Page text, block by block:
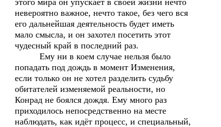
этого мира он упускает в своей жизни нечто
невероятно важное, нечто такое, без чего вся
его дальнейшая деятельность будет иметь
мало смысла, и он захотел посетить этот
чудесный край в последний раз.
Ему ни в коем случае нельзя было
попадать под дождь в момент Изменения,
если только он не хотел разделить судьбу
обитателей изменяемой реальности, но
Конрад не боялся дождя. Ему много раз
приходилось непосредственно на месте
наблюдать, как идёт процесс, и специальный,